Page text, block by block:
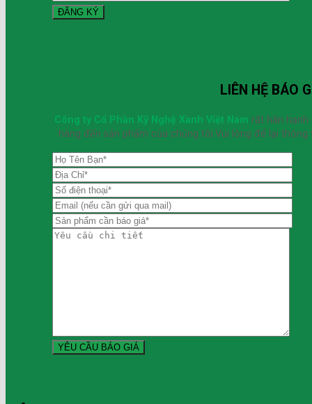
LIÊN HỆ BÁO
Công ty Cổ Phần Kỹ Nghệ Xanh Việt Nam rất hân
hàng đến sản phẩm của chúng tôi.Vui lòng để lại